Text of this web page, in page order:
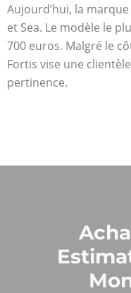
Aujourd’hui, la
et Sea. Le modèle le
700 euros. Malgré le
Fortis vise une
pertinence.